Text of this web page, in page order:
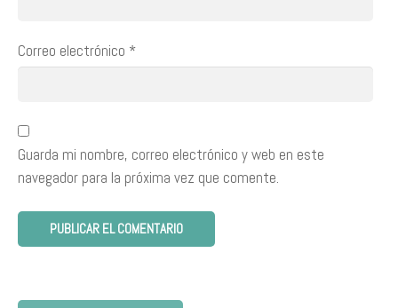
Correo electrónico *
Guarda mi nombre, correo electrónico y web en este
navegador para la próxima vez que comente.